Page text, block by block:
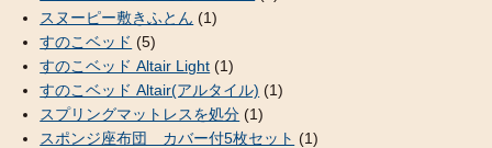
スヌーピー敷きふとん (1)
すのこベッド (5)
すのこベッド Altair Light (1)
すのこベッド Altair(アルタイル) (1)
スプリングマットレスを処分 (1)
スポンジ座布団 カバー付5枚セット (1)